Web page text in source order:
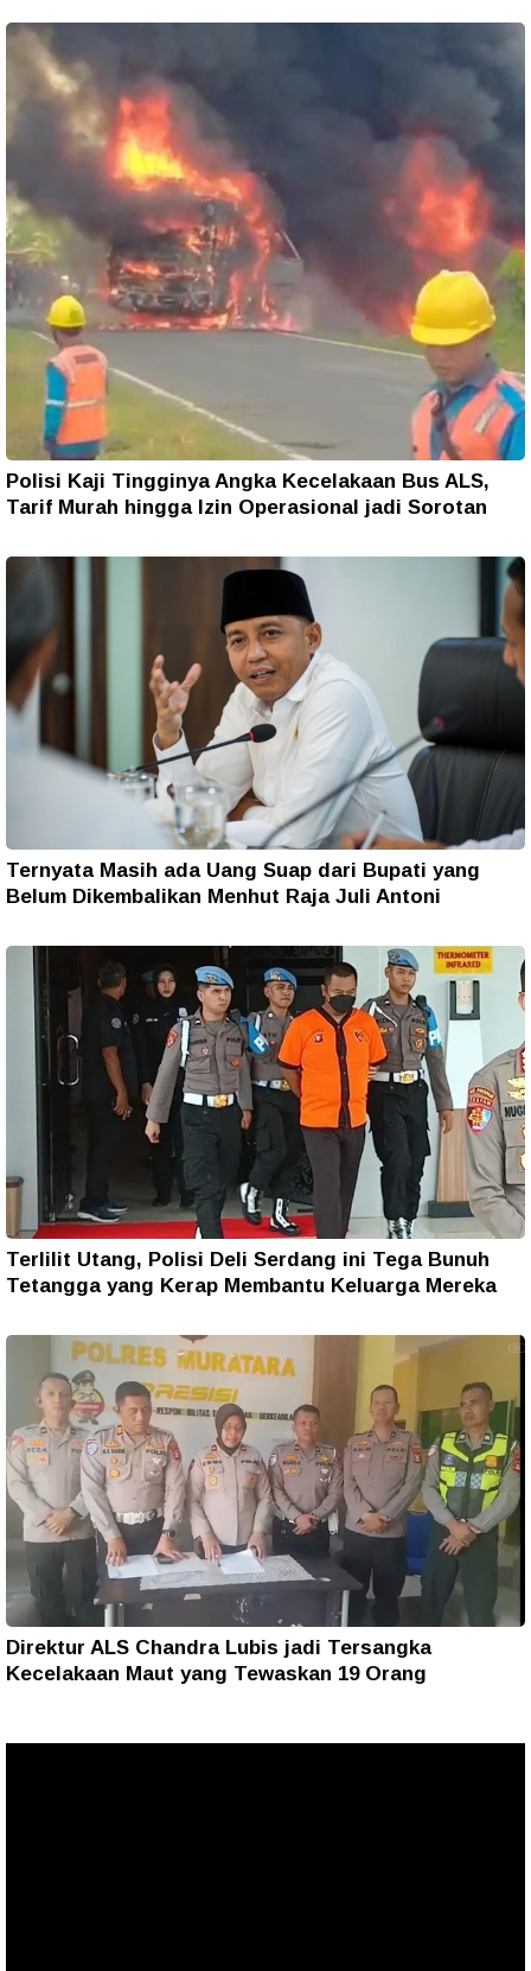
Polisi Kaji Tingginya Angka Kecelakaan Bus ALS,
Tarif Murah hingga Izin Operasional jadi Sorotan
Ternyata Masih ada Uang Suap dari Bupati yang
Belum Dikembalikan Menhut Raja Juli Antoni
Terlilit Utang, Polisi Deli Serdang ini Tega Bunuh
Tetangga yang Kerap Membantu Keluarga Mereka
Direktur ALS Chandra Lubis jadi Tersangka
Kecelakaan Maut yang Tewaskan 19 Orang